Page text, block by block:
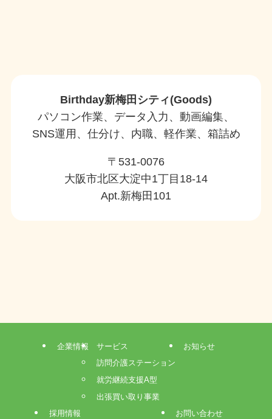
Birthday新梅田シティ(Goods)
パソコン作業、データ入力、動画編集、
SNS運用、仕分け、内職、軽作業、箱詰め
〒531-0076
大阪市北区大淀中1丁目18-14
Apt.新梅田101
企業情報
サービス
訪問介護ステーション
就労継続支援A型
出張買い取り事業
お知らせ
採用情報 お問い合わせ